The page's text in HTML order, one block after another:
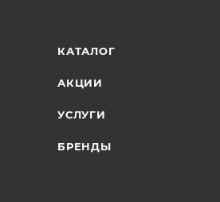
КАТАЛОГ
АКЦИИ
УСЛУГИ
БРЕНДЫ